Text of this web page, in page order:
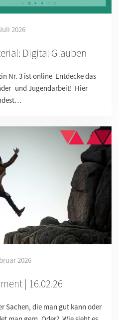
2026
Digital Glauben
Nr. 3 ist online Entdecke das
und Jugendarbeit! Hier
2026
| 16.02.26
Sachen, die man gut kann oder